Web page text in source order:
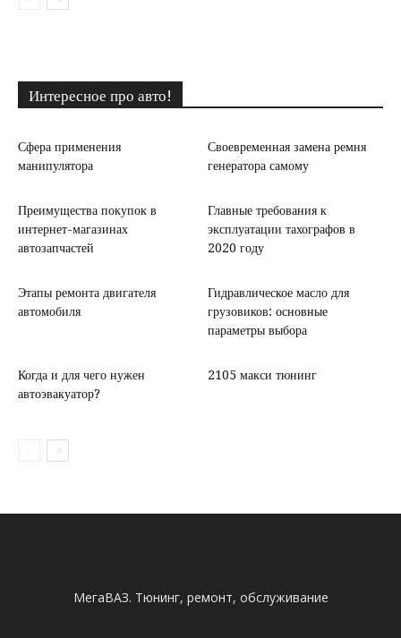
Интересное про авто!
Сфера применения
манипулятора
Своевременная замена ремня
генератора самому
Преимущества покупок в
интернет-магазинах
автозапчастей
Главные требования к
эксплуатации тахографов в
2020 году
Этапы ремонта двигателя
автомобиля
Гидравлическое масло для
грузовиков: основные
параметры выбора
Когда и для чего нужен
автоэвакуатор?
2105 макси тюнинг
МегаВАЗ. Тюнинг, ремонт, обслуживание